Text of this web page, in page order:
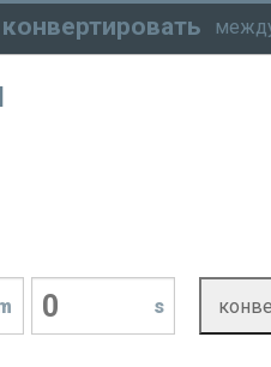
конвертировать
s